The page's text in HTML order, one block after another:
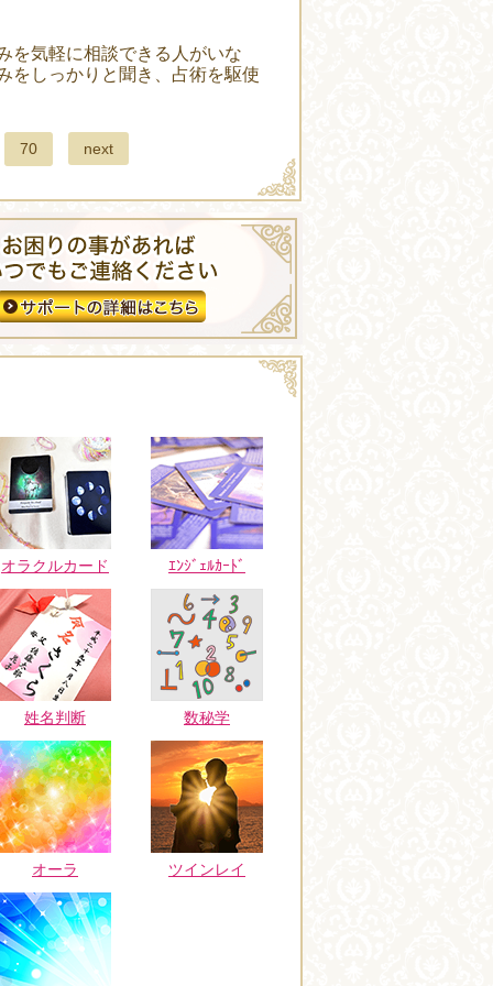
を気軽に相談できる人がいな
をしっかりと聞き、占術を駆使
70 next
オラクルカード ｴﾝｼﾞｪﾙｶｰﾄﾞ
姓名判断 数秘学
オーラ ツインレイ